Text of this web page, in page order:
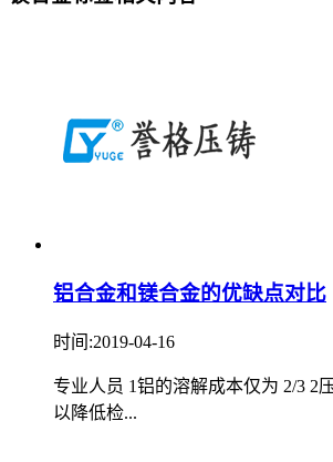
铝合金和镁合金的优缺点对比
时间:2019-04-16
专业人员 1铝的溶解成本仅为 2/3 2
以降低检...